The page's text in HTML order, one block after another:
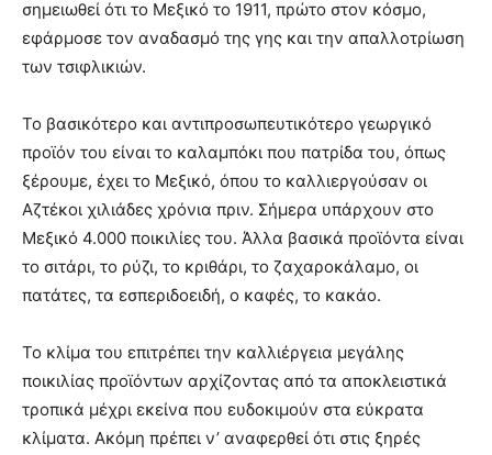
σημειωθεί ότι το Μεξικό το 1911, πρώτο στον κόσμο,
εφάρμοσε τον αναδασμό της γης και την απαλλοτρίωση
των τσιφλικιών.
Το βασικότερο και αντιπροσωπευτικότερο γεωργικό
προϊόν του είναι το καλαμπόκι που πατρίδα του, όπως
ξέρουμε, έχει το Μεξικό, όπου το καλλιεργούσαν οι
Αζτέκοι χιλιάδες χρόνια πριν. Σήμερα υπάρχουν στο
Μεξικό 4.000 ποικιλίες του. Άλλα βασικά προϊόντα είναι
το σιτάρι, το ρύζι, το κριθάρι, το ζαχαροκάλαμο, οι
πατάτες, τα εσπεριδοειδή, ο καφές, το κακάο.
Το κλίμα του επιτρέπει την καλλιέργεια μεγάλης
ποικιλίας προϊόντων αρχίζοντας από τα αποκλειστικά
τροπικά μέχρι εκείνα που ευδοκιμούν στα εύκρατα
κλίματα. Ακόμη πρέπει ν’ αναφερθεί ότι στις ξηρές